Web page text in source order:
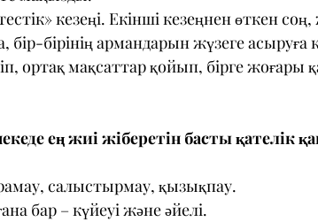
кезеңі. Екінші кезеңнен өткен
бір-бірінің армандарын жүзеге асыруға
ортақ мақсаттар қойып, бірге жоғары
ең жиі жіберетін басты қателік
салыстырмау, қызықпау.
бар – күйеуі және әйелі.